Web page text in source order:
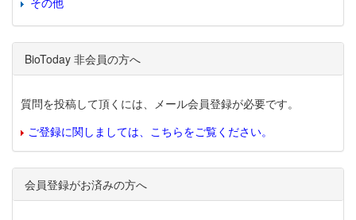
BioToday 非会員の方へ
質問を投稿して頂くには、メール会員登録が必要です。
ご登録に関しましては、こちらをご覧ください。
会員登録がお済みの方へ